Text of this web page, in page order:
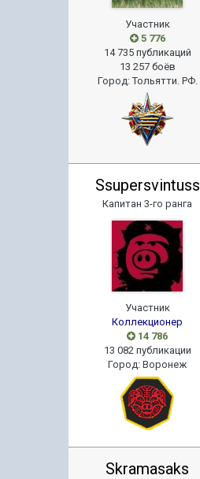
Участник
5 776
14 735 публикаций
13 257 боёв
Город:Тольятти. РФ.
Ssupersvintuss
Капитан 3-го ранга
Участник
Коллекционер
14 786
13 082 публикации
Город:Воронеж
Skramasaks